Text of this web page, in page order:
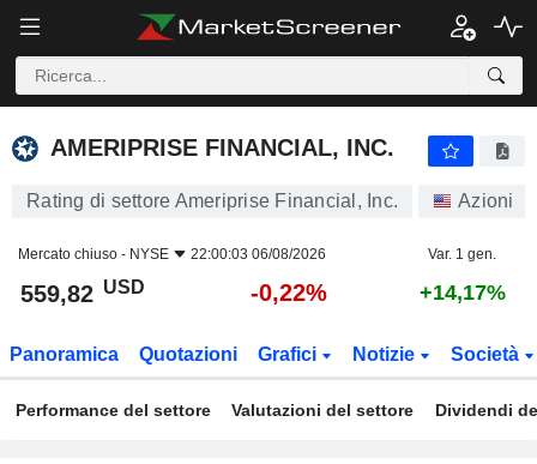
AMERIPRISE FINANCIAL, INC.
Rating di settore Ameriprise Financial, Inc. Azioni
Mercato chiuso - NYSE 22:00:03 06/08/2026 Var. 1 gen.
559,82 USD -0,22% +14,17%
Panoramica Quotazioni Grafici Notizie Società
Performance del settore Valutazioni del settore Dividendi